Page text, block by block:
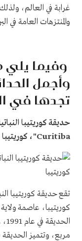
غرابة في العالم،
والمنتزهات العامة في
وفيما يلي
وأجمل
تجدها في
حديقة كوريتيبا النباتية "
Curitiba"، كوريتيبا
تقع حديقة كوريتيبا
كوريتيبا، عاصمة ولاية
مربع، وتتميز الحديقة